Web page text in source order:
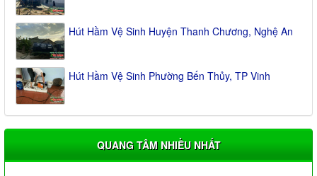
Hút Hầm Vệ Sinh Huyện Thanh Chương, Nghệ An
Hút Hầm Vệ Sinh Phường Bến Thủy, TP Vinh
QUANG TÂM NHIỀU NHẤT